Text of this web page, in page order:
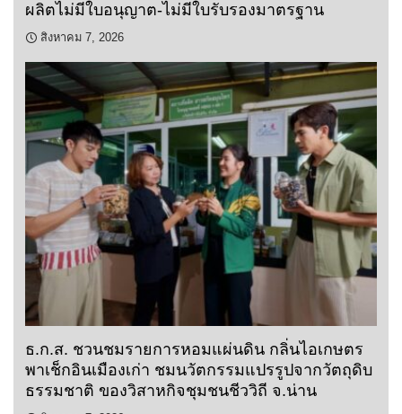
ผลิตไม่มีใบอนุญาต-ไม่มีใบรับรองมาตรฐาน
สิงหาคม 7, 2026
ธ.ก.ส. ชวนชมรายการหอมแผ่นดิน กลิ่นไอเกษตร
พาเช็กอินเมืองเก่า ชมนวัตกรรมแปรรูปจากวัตถุดิบ
ธรรมชาติ ของวิสาหกิจชุมชนชีววิถี จ.น่าน